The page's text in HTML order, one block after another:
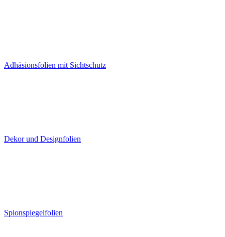
Adhäsionsfolien mit Sichtschutz
Dekor und Designfolien
Spionspiegelfolien